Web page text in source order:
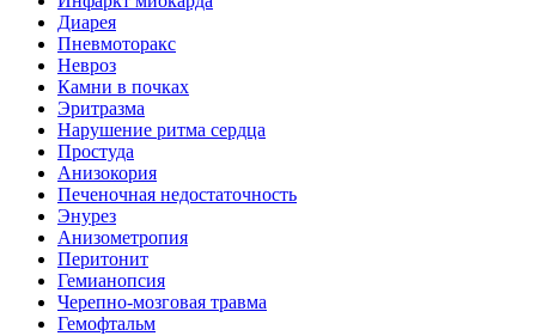
Диарея
Пневмоторакс
Невроз
Камни в почках
Эритразма
Нарушение ритма сердца
Простуда
Анизокория
Печеночная недостаточность
Энурез
Анизометропия
Перитонит
Гемианопсия
Черепно-мозговая травма
Гемофтальм